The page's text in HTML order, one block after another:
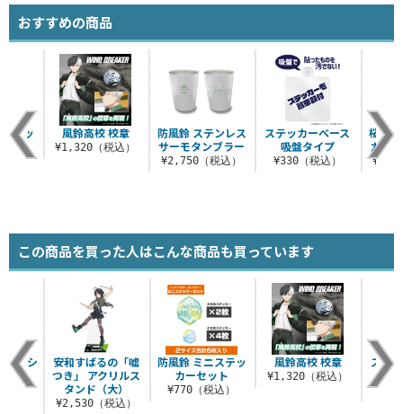
おすすめの商品
防風鈴 ステンレス
サーモタンブラー
¥2,750（税込）
ステッカーベース
吸盤タイプ
¥330（税込）
桜遥
カラ
テッ
ト
風鈴高校 校章
¥1,320（税込）
この商品を買った人はこんな商品も買っています
防風鈴 ミニステッ
カーセット
¥770（税込）
風鈴高校 校章
¥1,320（税込）
ステ
吸
」Tシ
込）
安和すばるの「嘘
つき」 アクリルス
タンド（大）
¥2,530（税込）